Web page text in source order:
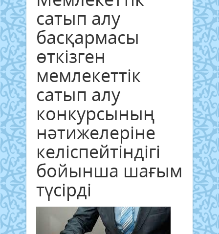
сатып алу
басқармасы
өткізген
мемлекеттік
сатып алу
конкурсының
нәтижелеріне
келіспейтіндігі
бойынша шағым
түсірді